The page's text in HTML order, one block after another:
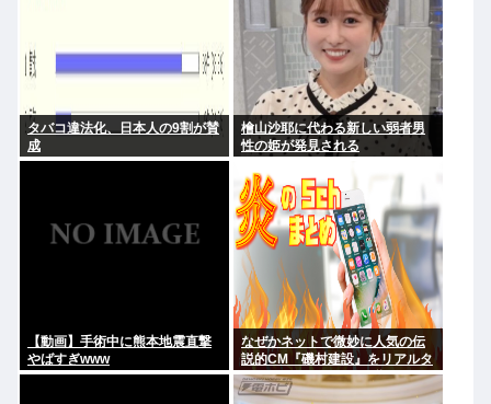
タバコ違法化、日本人の9割が賛
成
檜山沙耶に代わる新しい弱者男
性の姫が発見される
【動画】手術中に熊本地震直撃
やばすぎwww
なぜかネットで微妙に人気の伝
説的CM『磯村建設』をリアルタ
イムで見たことあるお爺さんモ
メンは存在するのか？